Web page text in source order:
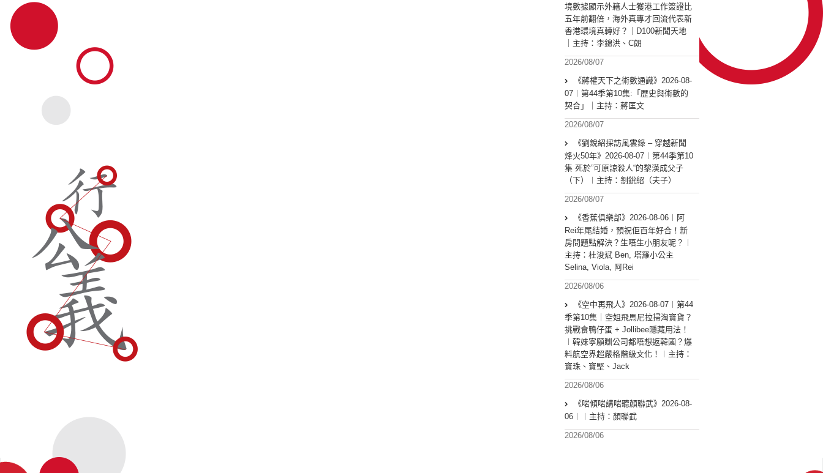
境數據顯示外籍人士獲港工作簽證比
五年前翻倍，海外真專才回流代表新
香港環境真轉好？｜D100新聞天地
｜主持：李錦洪、C朗
2026/08/07
《蔣權天下之術數通識》2026-08-
07︱第44季第10集:「歴史與術數的
契合」｜主持：蔣匡文
2026/08/07
《劉銳紹採訪風雲錄 – 穿越新聞
烽火50年》2026-08-07︱第44季第10
集 死於”可原諒殺人“的黎漢成父子
（下）︱主持：劉銳紹（夫子）
2026/08/07
《香蕉俱樂部》2026-08-06︱阿
Rei年尾結婚，預祝佢百年好合！新
房問題點解決？生唔生小朋友呢？︱
主持：杜浚斌 Ben, 塔羅小公主
Selina, Viola, 阿Rei
2026/08/06
《空中再飛人》2026-08-07︱第44
季第10集｜空姐飛馬尼拉掃淘寶貨？
挑戰食鴨仔蛋 + Jollibee隱藏用法！
︱韓妹寧願瞓公司都唔想返韓國？爆
料航空界超嚴格階級文化！︱主持：
寶珠、寶堅、Jack
2026/08/06
《啱傾啱講啱聽顏聯武》2026-08-
06︱︱主持：顏聯武
2026/08/06